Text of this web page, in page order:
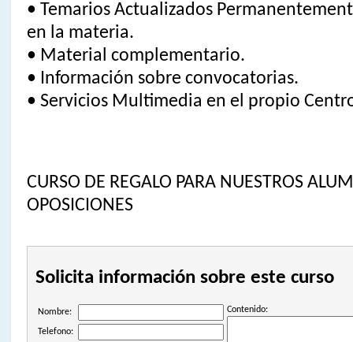
• Temarios Actualizados
en la materia.
• Material complementario.
• Información sobre convocatorias.
• Servicios Multimedia en el propio
CURSO DE REGALO PARA NUESTROS
OPOSICIONES
Solicita información sobre este curso
Nombre: Contenido:
Telefono: